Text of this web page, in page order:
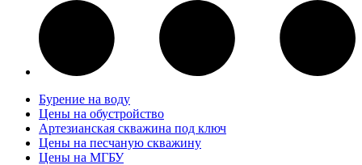
Бурение на воду
Цены на обустройство
Артезианская скважина под ключ
Цены на песчаную скважину
Цены на МГБУ